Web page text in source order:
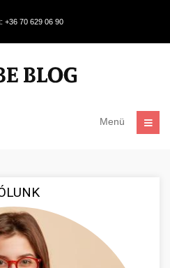
+36 70 629 06 90
Menü